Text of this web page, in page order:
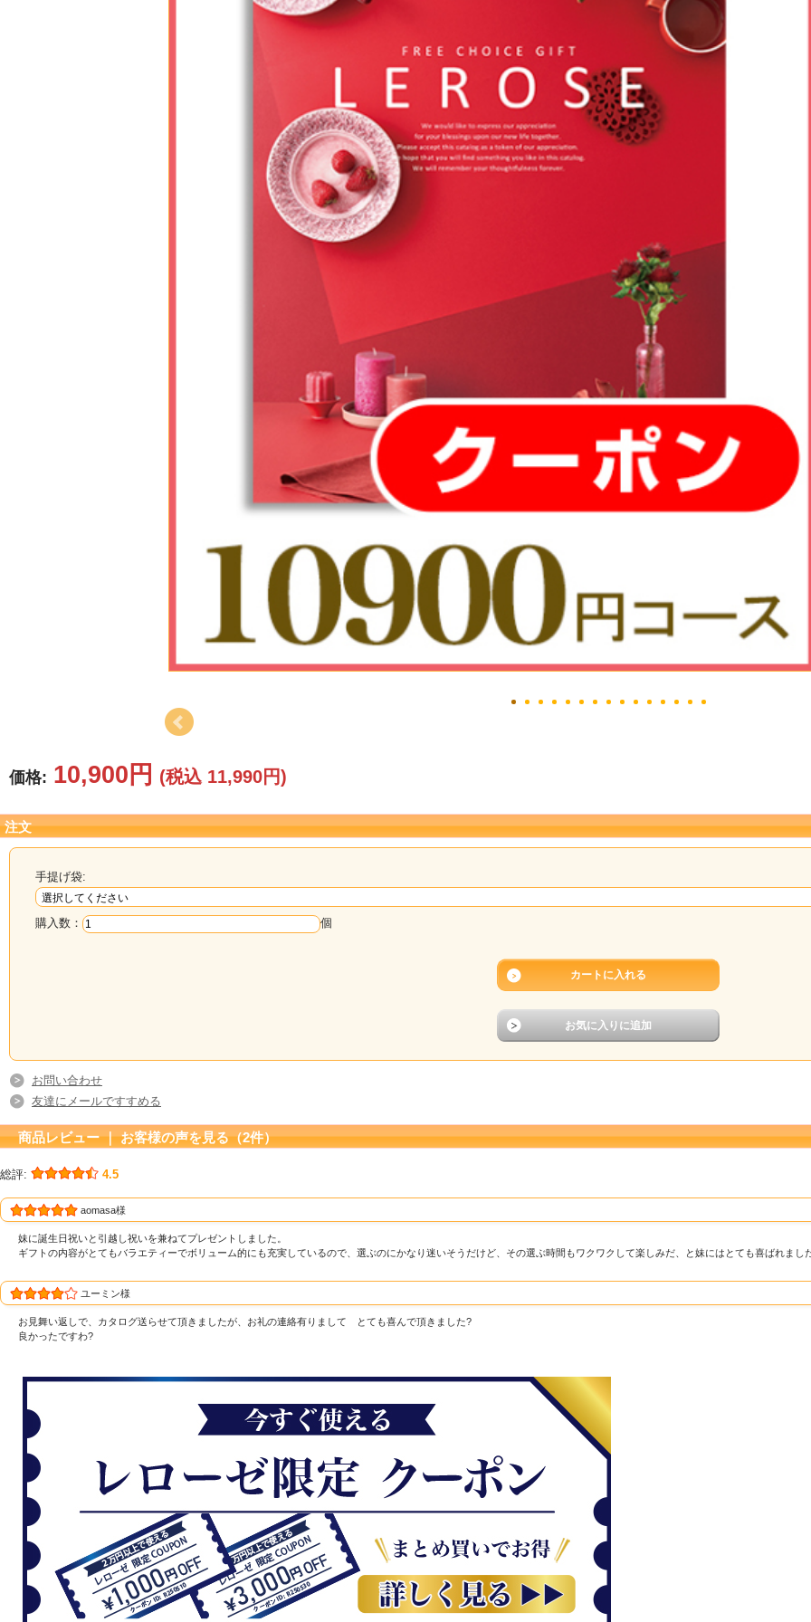
結婚祝い
新築祝い
初盆・新盆
お中元
プレゼント
長寿のお祝い
カタログ
その他
価格: 10,900円 (税込 11,990円)
注文
手提げ袋:
購入数： 個
お問い合わせ
友達にメールですすめる
商品レビュー ｜ お客様の声を見る（2件）
総評: 4.5
aomasa様
妹に誕生日祝いと引越し祝いを兼ねてプレゼントしました。
ギフトの内容がとてもバラエティーでボリューム的にも充実しているので、選ぶのにかなり迷いそうだけど、その選ぶ時間もワクワクして楽しみだ、と妹にはとても喜ばれまし
ユーミン様
お見舞い返しで、カタログ送らせて頂きましたが、お礼の連絡有りまして とても喜んで頂きました?
良かったですわ?